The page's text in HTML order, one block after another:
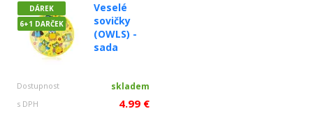
DÁREK
6+1 DARČEK
Veselé
sovičky
(OWLS) -
sada
Dostupnost skladem
s DPH 4.99 €